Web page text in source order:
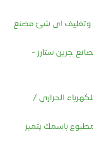
وتغليف اى شئ مصنع
جرين ستارز -
الحراري /
باسمك يتميز